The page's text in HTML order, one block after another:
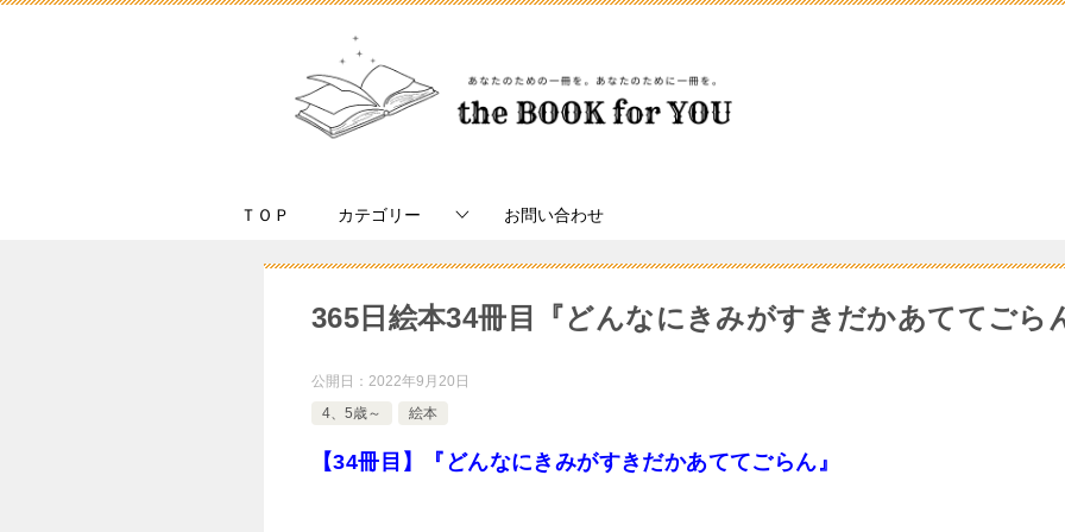
ＴＯＰ カテゴリー お問い合わせ
365日絵本34冊目『どんなにきみがすきだかあててごら
公開日： 2022年9月20日
4、5歳～
絵本
【34冊目】『どんなにきみがすきだかあててごらん』